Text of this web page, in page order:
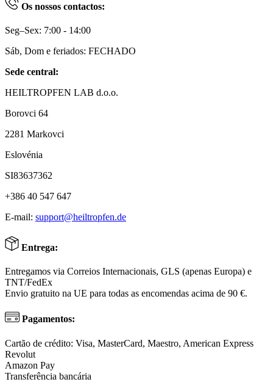
Os nossos contactos:
Seg–Sex: 7:00 - 14:00
Sáb, Dom e feriados: FECHADO
Sede central:
HEILTROPFEN LAB d.o.o.
Borovci 64
2281 Markovci
Eslovénia
SI83637362
+386 40 547 647
E-mail: support@heiltropfen.de
Entrega:
Entregamos via Correios Internacionais, GLS (apenas Europa) e
TNT/FedEx
Envio gratuito na UE para todas as encomendas acima de 90 €.
Pagamentos:
Cartão de crédito: Visa, MasterCard, Maestro, American Express
Revolut
Amazon Pay
Transferência bancária